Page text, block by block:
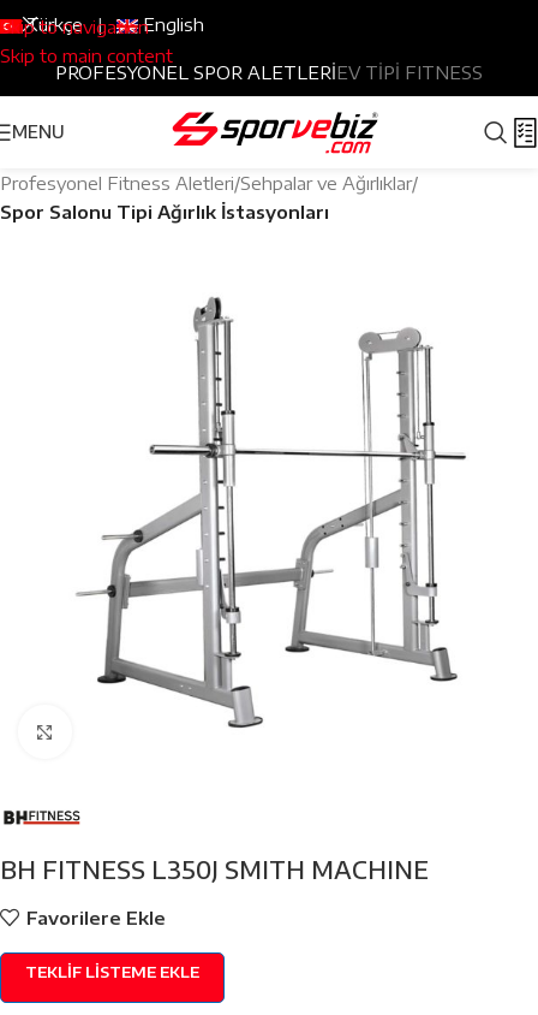
Skip to navigation
Skip to main content
Türkçe| English
PROFESYONEL SPOR ALETLERİEV TİPİ FITNESS
MENU
Profesyonel Fitness Aletleri Sehpalar ve Ağırlıklar
Spor Salonu Tipi Ağırlık İstasyonları
BH FITNESS L350J SMITH MACHINE
Favorilere Ekle
TEKLIF LISTEME EKLE